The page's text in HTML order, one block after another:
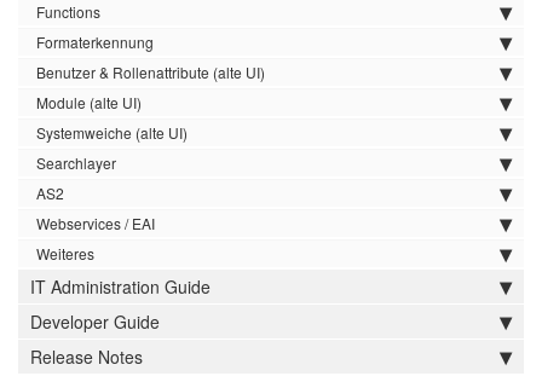
Functions
Formaterkennung
Benutzer & Rollenattribute (alte UI)
Module (alte UI)
Systemweiche (alte UI)
Searchlayer
AS2
Webservices / EAI
Weiteres
IT Administration Guide
Developer Guide
Release Notes